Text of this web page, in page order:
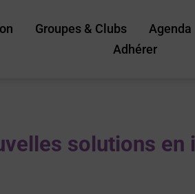
Groupes & Clubs Agenda
Adhérer
solutions en